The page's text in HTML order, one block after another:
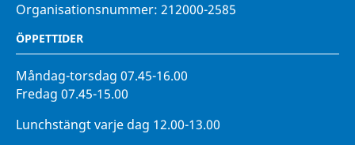
Organisationsnummer: 212000-2585
ÖPPETTIDER
Måndag-torsdag 07.45-16.00
Fredag 07.45-15.00
Lunchstängt varje dag 12.00-13.00